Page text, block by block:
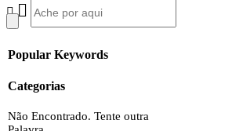
Popular Keywords
Categorias
Não Encontrado. Tente outra